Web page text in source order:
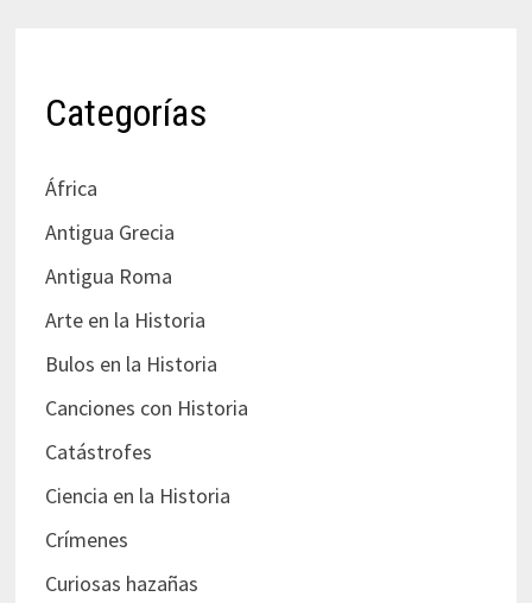
Categorías
África
Antigua Grecia
Antigua Roma
Arte en la Historia
Bulos en la Historia
Canciones con Historia
Catástrofes
Ciencia en la Historia
Crímenes
Curiosas hazañas